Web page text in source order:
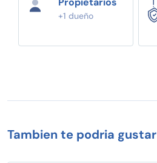
+1 dueño
Tambien te podria gustar